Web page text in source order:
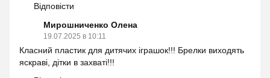
Відповісти
Мирошниченко Олена
19.07.2025 в 10:11
Класний пластик для дитячих іграшок!!! Брелки виходять
яскраві, дітки в захваті!!!